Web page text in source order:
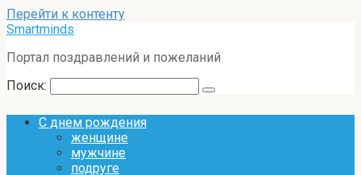
Перейти к контенту
Smartminds
Портал поздравлений и пожеланий
Поиск:
С днем рождения
женщине
мужчине
подруге